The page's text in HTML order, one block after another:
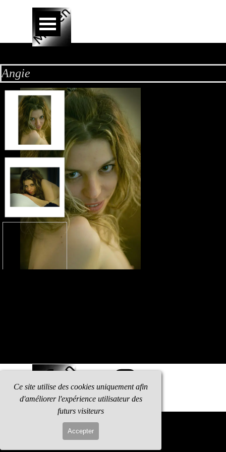
Ce site utilise des cookies uniquement afin
d'améliorer l'expérience utilisateur des
futurs visiteurs
Accepter
Sauter le menu
Angie
Retourner au contenu